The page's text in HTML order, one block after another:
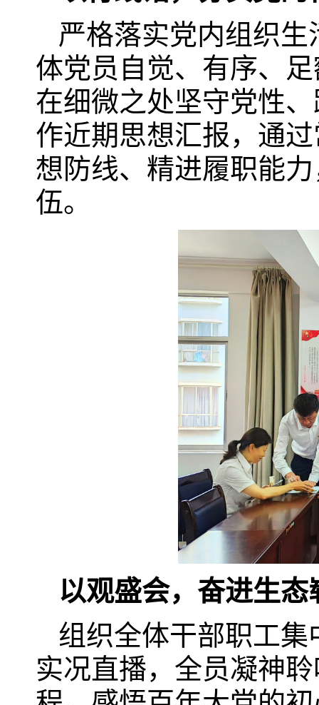
严格落实党内组织
体党员自觉、有序、
在细微之处坚守党性
作近期思想汇报，通
想防线、精进履职能
伍。
以观盛会，奋进生态
组织全体干部职工
实况直播，全员凝神